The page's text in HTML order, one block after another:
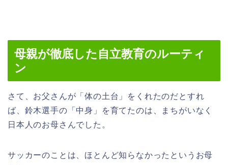
母親が徹底した自立教育のルーティ
ン
さて、お父さんが「体の土台」をくれたのだとすれ
ば、鈴木選手の「中身」を育てたのは、まちがいなく
日本人のお母さんでした。
サッカーのことは、ほとんど知らなかったというお母